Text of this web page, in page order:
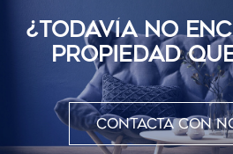
¿TODAVÍ­A NO
PROPIEDAD
Contacta con